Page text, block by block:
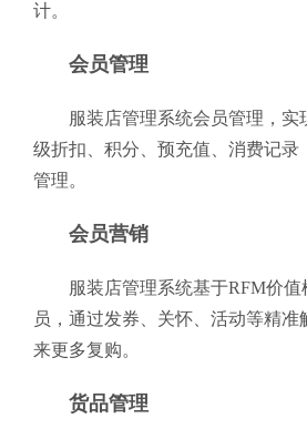
计。
会员管理
服装店管理系统会员管理，实
级折扣、积分、预充值、消费记录
管理。
会员营销
服装店管理系统基于RFM价
员，通过发券、关怀、活动等精
来更多复购。
货品管理